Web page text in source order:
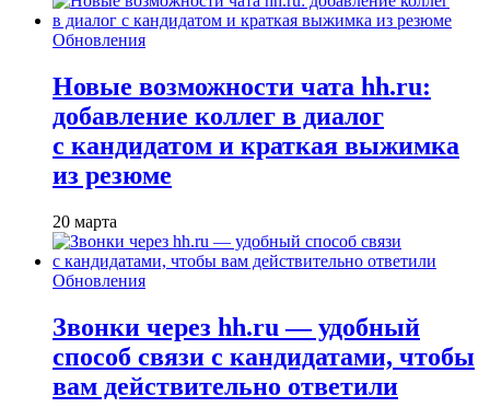
Обновления
Новые возможности чата hh.ru:
добавление коллег в диалог
с кандидатом и краткая выжимка
из резюме
20 марта
Обновления
Звонки через hh.ru — удобный
способ связи с кандидатами, чтобы
вам действительно ответили